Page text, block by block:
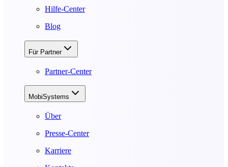
Hilfe-Center
Blog
Für Partner
Partner-Center
MobiSystems
Über
Presse-Center
Karriere